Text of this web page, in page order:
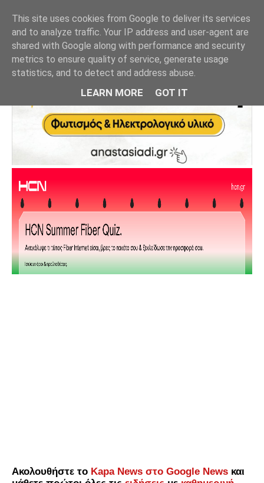
Ακολουθήστε το Kapa News στο Google News και
This site uses cookies from Google to deliver its services
and to analyze traffic. Your IP address and user-agent are
shared with Google along with performance and security
metrics to ensure quality of service, generate usage
statistics, and to detect and address abuse.
LEARN MORE GOT IT